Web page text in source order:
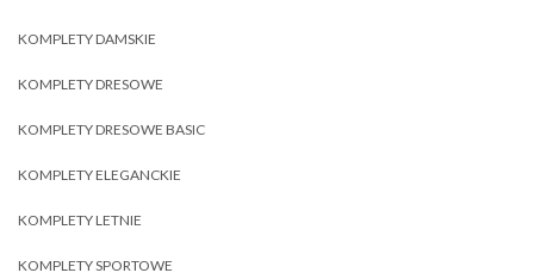
KOMPLETY DAMSKIE
KOMPLETY DRESOWE
KOMPLETY DRESOWE BASIC
KOMPLETY ELEGANCKIE
KOMPLETY LETNIE
KOMPLETY SPORTOWE